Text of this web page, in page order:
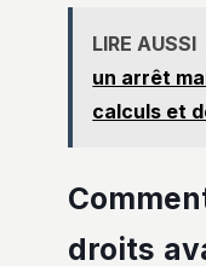
LIRE AUSSI
un arrêt
calculs et
droits